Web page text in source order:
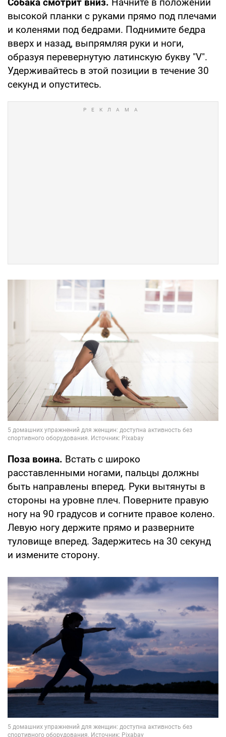
Собака смотрит вниз. Начните в положении
высокой планки с руками прямо под плечами
и коленями под бедрами. Поднимите бедра
вверх и назад, выпрямляя руки и ноги,
образуя перевернутую латинскую букву "V".
Удерживайтесь в этой позиции в течение 30
секунд и опуститесь.
Поза воина. Встать с широко
расставленными ногами, пальцы должны
быть направлены вперед. Руки вытянуты в
стороны на уровне плеч. Поверните правую
ногу на 90 градусов и согните правое колено.
Левую ногу держите прямо и разверните
туловище вперед. Задержитесь на 30 секунд
и измените сторону.